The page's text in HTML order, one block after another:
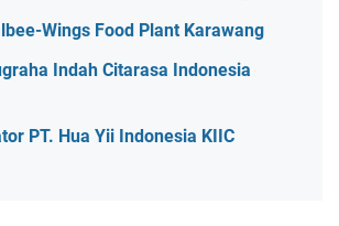
Wings Food Plant Karawang
Indah Citarasa Indonesia
PT. Hua Yii Indonesia KIIC